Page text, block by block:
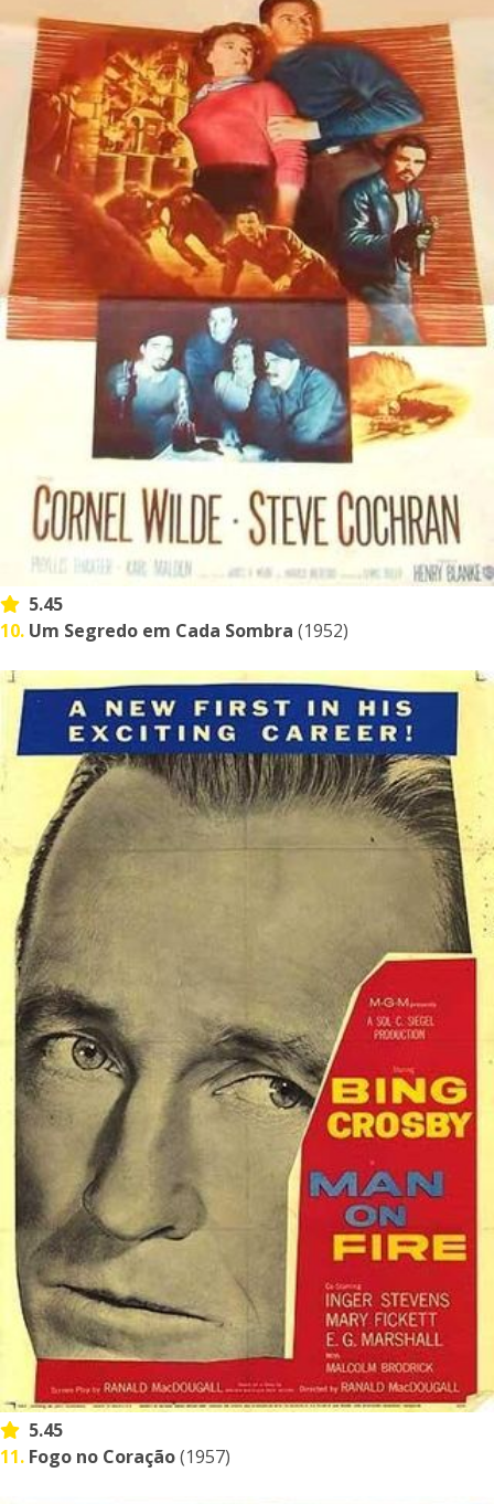
5.45
10. Um Segredo em Cada Sombra (1952)
5.45
11. Fogo no Coração(1957)